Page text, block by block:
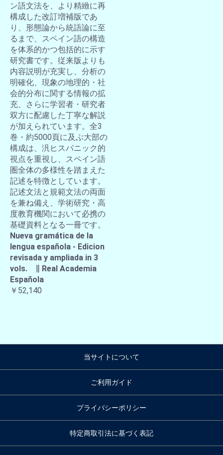
ン語文法を、より精緻に再
構成した改訂増補版であ
り、形態論から統語論に至
るまで、スペイン語の構造
を体系的かつ包括的に示す
研究書です。従来版よりも
内容説明が充実し、分析の
明確化、現象の地理的・社
会的分布に関する情報の拡
充、さらに学習者・研究者
双方に配慮した丁寧な解説
が加えられています。全3
巻・約5000頁に及ぶ大部の
構成は、汎ヒスパニック的
視点を重視し、スペイン語
圏全体の多様性を踏まえた
記述を特徴としています。
記述文法と規範文法の両面
を兼ね備え、学術研究・高
度教育機関において必携の
基礎資料となる一冊です。
Nueva gramática de la
lengua española - Edicion
revisada y ampliada in 3
vols. ∥ Real Academia
Española
￥52,140
当サイトについて
ご利用ガイド
プライバシーポリシー
特定商取引法に基づく表記